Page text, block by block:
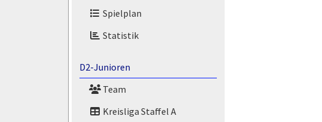
Spielplan
Statistik
D2-Junioren
Team
Kreisliga Staffel A